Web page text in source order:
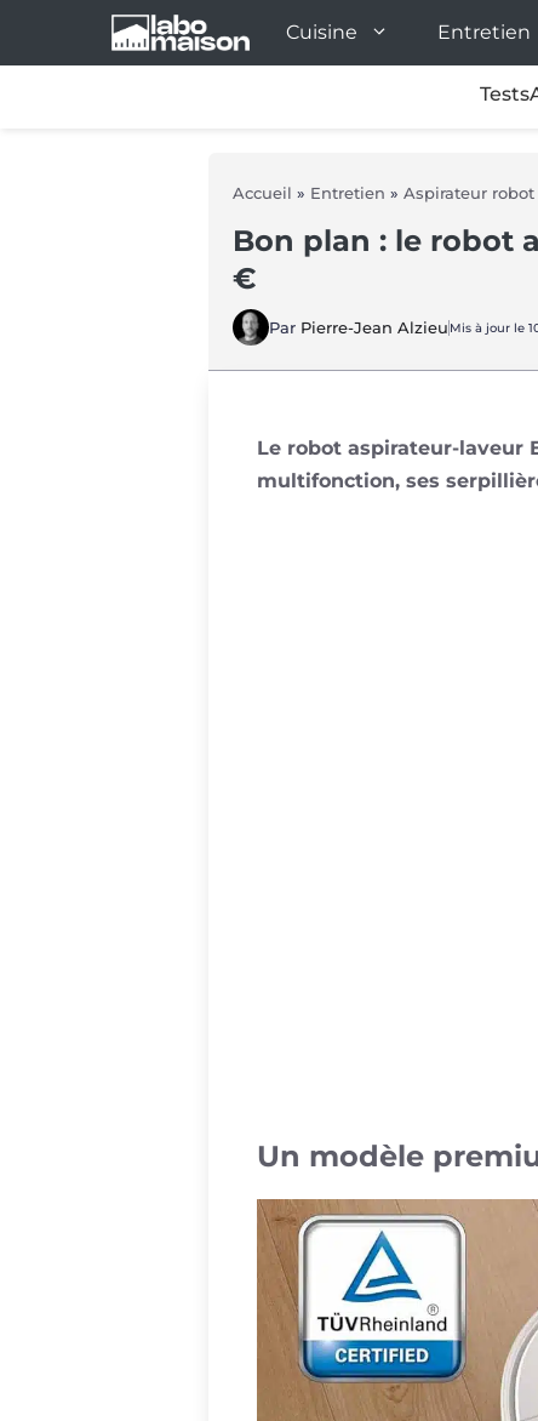
Cuisine Entretien
Tests
Accueil » Entretien » Aspirateur robot
Bon plan : le robot
€
Par Pierre-Jean Alzieu Mis à jour le
Le robot aspirateur-laveur
multifonction, ses
Un modèle